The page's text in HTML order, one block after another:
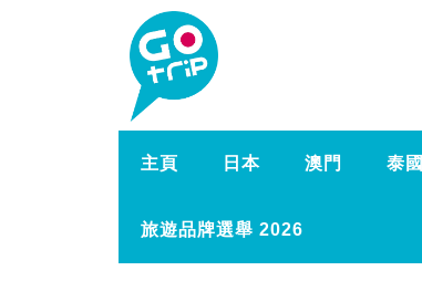
主頁 日本 澳門 泰國
旅遊品牌選舉 2026